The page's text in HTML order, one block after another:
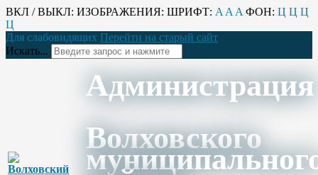
ВКЛ / ВЫКЛ: ИЗОБРАЖЕНИЯ: ШРИФТ: A A A ФОН: Ц Ц Ц
Ц
Для слабовидящих Перейти на старый сайт
Искать...
Администрация
Волховского